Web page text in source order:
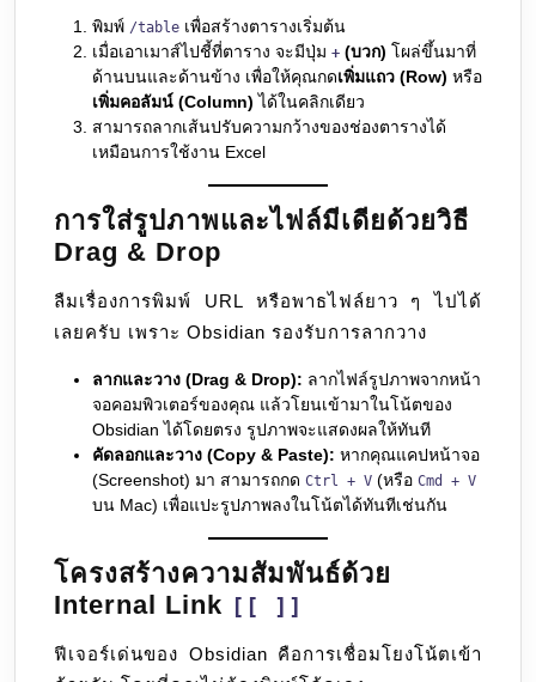
พิมพ์ /table เพื่อสร้างตารางเริ่มต้น
เมื่อเอาเมาส์ไปชี้ที่ตาราง จะมีปุ่ม + (บวก) โผล่ขึ้นมาที่
ด้านบนและด้านข้าง เพื่อให้คุณกดเพิ่มแถว (Row) หรือ
เพิ่มคอลัมน์ (Column) ได้ในคลิกเดียว
สามารถลากเส้นปรับความกว้างของช่องตารางได้
เหมือนการใช้งาน Excel
การใส่รูปภาพและไฟล์มีเดียด้วยวิธี
Drag & Drop
ลืมเรื่องการพิมพ์ URL หรือพาธไฟล์ยาว ๆ ไปได้
เลยครับ เพราะ Obsidian รองรับการลากวาง
ลากและวาง (Drag & Drop): ลากไฟล์รูปภาพจากหน้า
จอคอมพิวเตอร์ของคุณ แล้วโยนเข้ามาในโน้ตของ
Obsidian ได้โดยตรง รูปภาพจะแสดงผลให้ทันที
คัดลอกและวาง (Copy & Paste): หากคุณแคปหน้าจอ
(Screenshot) มา สามารถกด Ctrl + V (หรือ Cmd + V
บน Mac) เพื่อแปะรูปภาพลงในโน้ตได้ทันทีเช่นกัน
โครงสร้างความสัมพันธ์ด้วย
Internal Link [[ ]]
ฟีเจอร์เด่นของ Obsidian คือการเชื่อมโยงโน้ตเข้า